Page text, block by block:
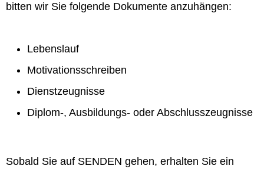
bitten wir Sie folgende Dokumente anzuhängen:
Lebenslauf
Motivationsschreiben
Dienstzeugnisse
Diplom-, Ausbildungs- oder Abschlusszeugnisse
Sobald Sie auf SENDEN gehen, erhalten Sie ein